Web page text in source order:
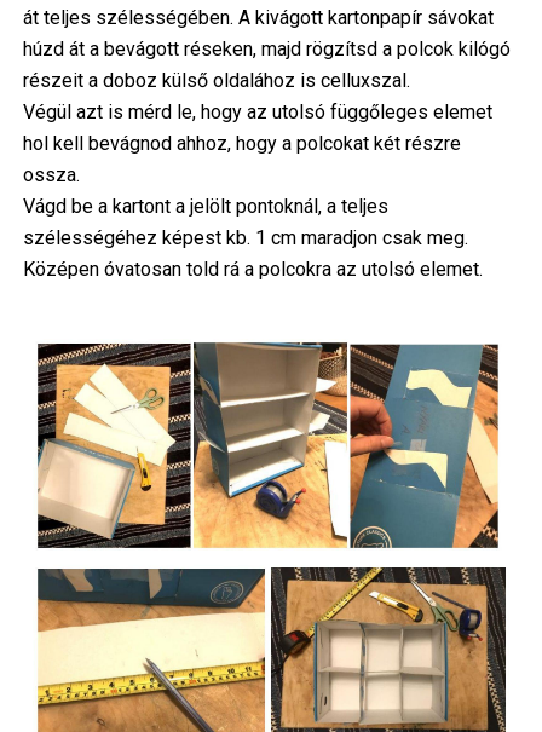
át teljes szélességében. A kivágott kartonpapír sávokat
húzd át a bevágott réseken, majd rögzítsd a polcok kilógó
részeit a doboz külső oldalához is celluxszal.
Végül azt is mérd le, hogy az utolsó függőleges elemet
hol kell bevágnod ahhoz, hogy a polcokat két részre
ossza.
Vágd be a kartont a jelölt pontoknál, a teljes
szélességéhez képest kb. 1 cm maradjon csak meg.
Középen óvatosan told rá a polcokra az utolsó elemet.
Image